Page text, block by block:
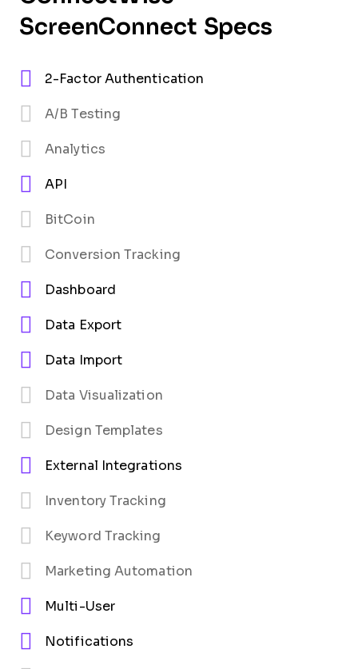
ScreenConnect Specs
2-Factor Authentication
A/B Testing
Analytics
API
BitCoin
Conversion Tracking
Dashboard
Data Export
Data Import
Data Visualization
Design Templates
External Integrations
Inventory Tracking
Keyword Tracking
Marketing Automation
Multi-User
Notifications